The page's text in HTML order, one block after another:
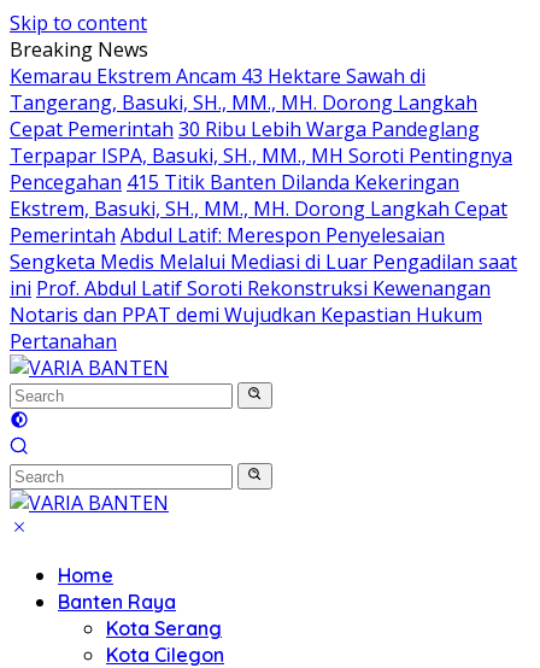
Skip to content
Breaking News
Kemarau Ekstrem Ancam 43 Hektare Sawah di
Tangerang, Basuki, SH., MM., MH. Dorong Langkah
Cepat Pemerintah 30 Ribu Lebih Warga Pandeglang
Terpapar ISPA, Basuki, SH., MM., MH Soroti Pentingnya
Pencegahan 415 Titik Banten Dilanda Kekeringan
Ekstrem, Basuki, SH., MM., MH. Dorong Langkah Cepat
Pemerintah Abdul Latif: Merespon Penyelesaian
Sengketa Medis Melalui Mediasi di Luar Pengadilan saat
ini Prof. Abdul Latif Soroti Rekonstruksi Kewenangan
Notaris dan PPAT demi Wujudkan Kepastian Hukum
Pertanahan
Home
Banten Raya
Kota Serang
Kota Cilegon